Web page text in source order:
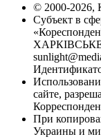
© 2000-2026,
Субъект в
ХАРКІВСЬКЕ
сайте,
При
Украины и